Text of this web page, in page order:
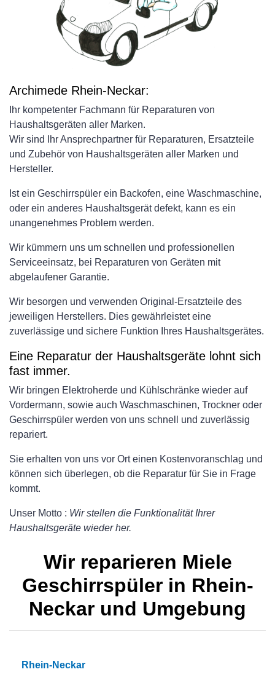
Archimede Rhein-Neckar:
Ihr kompetenter Fachmann für Reparaturen von
Haushaltsgeräten aller Marken.
Wir sind Ihr Ansprechpartner für Reparaturen, Ersatzteile
und Zubehör von Haushaltsgeräten aller Marken und
Hersteller.
Ist ein Geschirrspüler ein Backofen, eine Waschmaschine,
oder ein anderes Haushaltsgerät defekt, kann es ein
unangenehmes Problem werden.
Wir kümmern uns um schnellen und professionellen
Serviceeinsatz, bei Reparaturen von Geräten mit
abgelaufener Garantie.
Wir besorgen und verwenden Original-Ersatzteile des
jeweiligen Herstellers. Dies gewährleistet eine
zuverlässige und sichere Funktion Ihres Haushaltsgerätes.
Eine Reparatur der Haushaltsgeräte lohnt sich
fast immer.
Wir bringen Elektroherde und Kühlschränke wieder auf
Vordermann, sowie auch Waschmaschinen, Trockner oder
Geschirrspüler werden von uns schnell und zuverlässig
repariert.
Sie erhalten von uns vor Ort einen Kostenvoranschlag und
können sich überlegen, ob die Reparatur für Sie in Frage
kommt.
Unser Motto : Wir stellen die Funktionalität Ihrer
Haushaltsgeräte wieder her.
Wir reparieren Miele
Geschirrspüler in Rhein-
Neckar und Umgebung
Rhein-Neckar